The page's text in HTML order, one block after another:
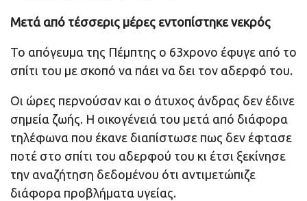
Μετά από τέσσερις μέρες εντοπίστηκε νεκρός
Το απόγευμα της Πέμπτης ο 63χρονο έφυγε από το
σπίτι του με σκοπό να πάει να δει τον αδερφό του.
Οι ώρες περνούσαν και ο άτυχος άνδρας δεν έδινε
σημεία ζωής. Η οικογένειά του μετά από διάφορα
τηλέφωνα που έκανε διαπίστωσε πως δεν έφτασε
ποτέ στο σπίτι του αδερφού του κι έτσι ξεκίνησε
την αναζήτηση δεδομένου ότι αντιμετώπιζε
διάφορα προβλήματα υγείας.